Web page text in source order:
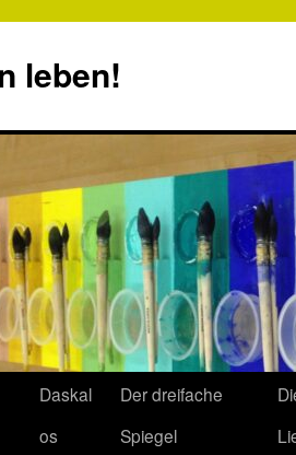
leben!
Daskal
os
Der dreifache
Spiegel